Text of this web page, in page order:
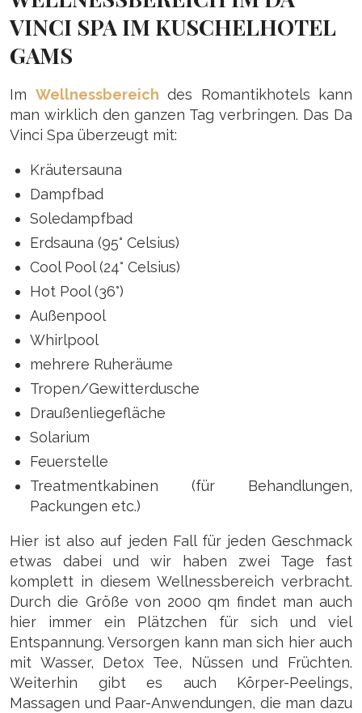
VINCI SPA IM KUSCHELHOTEL
GAMS
Im Wellnessbereich des Romantikhotels kann
man wirklich den ganzen Tag verbringen. Das Da
Vinci Spa überzeugt mit:
Kräutersauna
Dampfbad
Soledampfbad
Erdsauna (95° Celsius)
Cool Pool (24° Celsius)
Hot Pool (36°)
Außenpool
Whirlpool
mehrere Ruheräume
Tropen/Gewitterdusche
Draußenliegefläche
Solarium
Feuerstelle
Treatmentkabinen (für Behandlungen,
Packungen etc.)
Hier ist also auf jeden Fall für jeden Geschmack
etwas dabei und wir haben zwei Tage fast
komplett in diesem Wellnessbereich verbracht.
Durch die Größe von 2000 qm findet man auch
hier immer ein Plätzchen für sich und viel
Entspannung. Versorgen kann man sich hier auch
mit Wasser, Detox Tee, Nüssen und Früchten.
Weiterhin gibt es auch Körper-Peelings,
Massagen und Paar-Anwendungen, die man dazu